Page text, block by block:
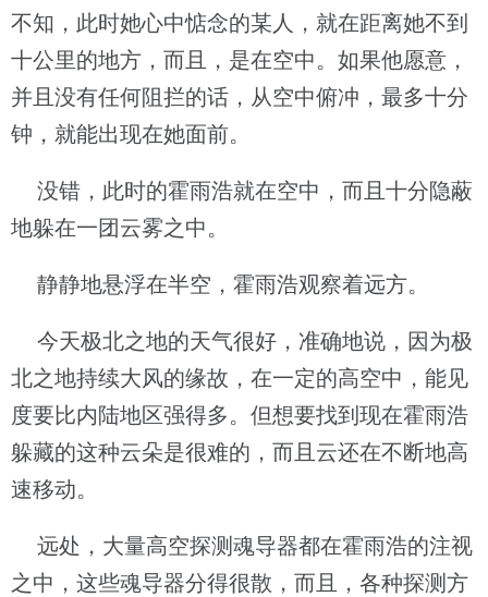
不知，此时她心中惦念的某人，就在距离她不到
十公里的地方，而且，是在空中。如果他愿意，
并且没有任何阻拦的话，从空中俯冲，最多十分
钟，就能出现在她面前。
没错，此时的霍雨浩就在空中，而且十分隐蔽
地躲在一团云雾之中。
静静地悬浮在半空，霍雨浩观察着远方。
今天极北之地的天气很好，准确地说，因为极
北之地持续大风的缘故，在一定的高空中，能见
度要比内陆地区强得多。但想要找到现在霍雨浩
躲藏的这种云朵是很难的，而且云还在不断地高
速移动。
远处，大量高空探测魂导器都在霍雨浩的注视
之中，这些魂导器分得很散，而且，各种探测方